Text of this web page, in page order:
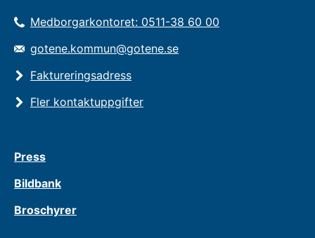
Medborgarkontoret: 0511-38 60 00
gotene.kommun@gotene.se
Faktureringsadress
Fler kontaktuppgifter
Press
Bildbank
Broschyrer